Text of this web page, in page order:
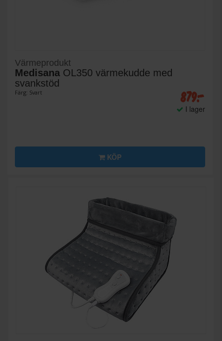
Värmeprodukt
Medisana OL350 värmekudde med
svankstöd
Färg: Svart 879:-
I lager
KÖP